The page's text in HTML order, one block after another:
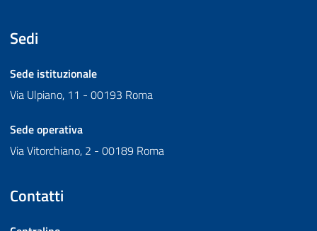
Sedi
Sede istituzionale
Via Ulpiano, 11 - 00193 Roma
Sede operativa
Via Vitorchiano, 2 - 00189 Roma
Contatti